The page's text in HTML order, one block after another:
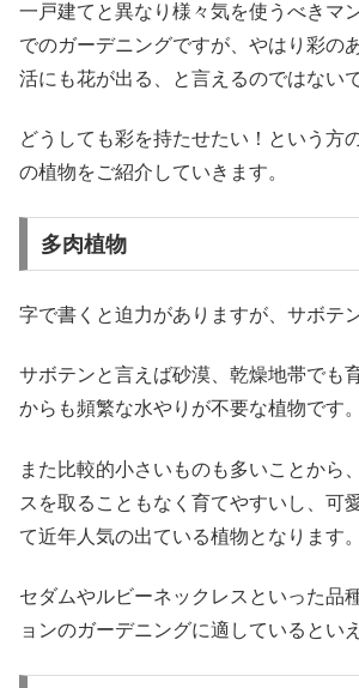
一戸建てと異なり様々気を使うべきマ
でのガーデニングですが、やはり彩の
活にも花が出る、と言えるのではない
どうしても彩を持たせたい！という方
の植物をご紹介していきます。
多肉植物
字で書くと迫力がありますが、サボテ
サボテンと言えば砂漠、乾燥地帯でも
からも頻繁な水やりが不要な植物です。
また比較的小さいものも多いことから
スを取ることもなく育てやすいし、可
て近年人気の出ている植物となります。
セダムやルビーネックレスといった品
ョンのガーデニングに適しているとい